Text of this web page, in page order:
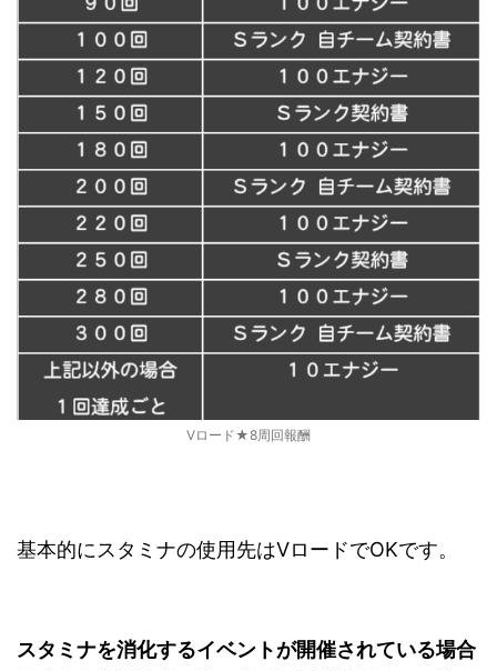
Vロード★8周回報酬
基本的にスタミナの使用先はVロードでOKです。
スタミナを消化するイベントが開催されている場合